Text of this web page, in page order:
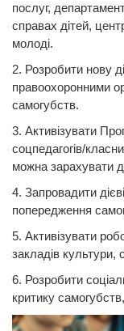
послуг,
справах дітей,
молоді.
2. Розробити нову
правоохоронними
самогубств.
3. Активізувати
соцпедагогів/
можна зарахувати
4. Запровадити
попередження
5. Активізувати
закладів культури,
6. Розробити
критику